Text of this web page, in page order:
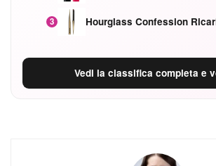
3
Vedi la classifica completa e